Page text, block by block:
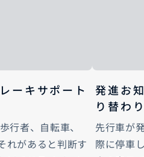
ーキサポート
行者、自転車、
れがあると判断す
発進お
り替わ
先行車が
際に停車